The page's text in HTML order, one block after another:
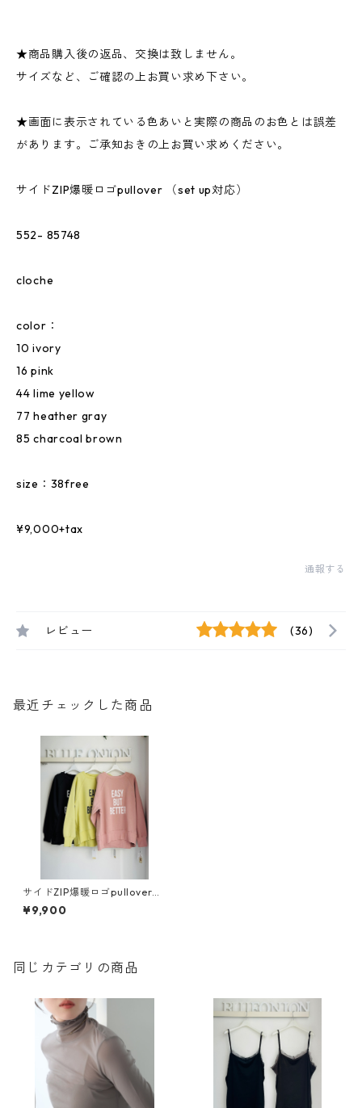
★商品購入後の返品、交換は致しません。
サイズなど、ご確認の上お買い求め下さい。
★画面に表示されている色あいと実際の商品のお色とは誤差
があります。ご承知おきの上お買い求めください。
サイドZIP爆暖ロゴpullover （set up対応）
552- 85748
cloche
color：
10 ivory
16 pink
44 lime yellow
77 heather gray
85 charcoal brown
size：38free
¥9,000+tax
通報する
レビュー (36)
最近チェックした商品
サイドZIP爆暖ロゴpullover
（set up対応） 552- 85748 cl
oche
¥9,900
同じカテゴリの商品